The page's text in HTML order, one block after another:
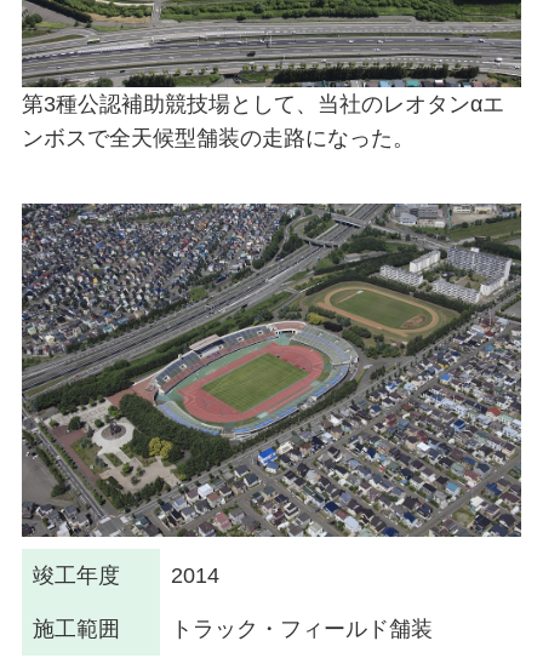
第3種公認補助競技場として、当社のレオタンαエ
ンボスで全天候型舗装の走路になった。
竣工年度 2014
施工範囲 トラック・フィールド舗装